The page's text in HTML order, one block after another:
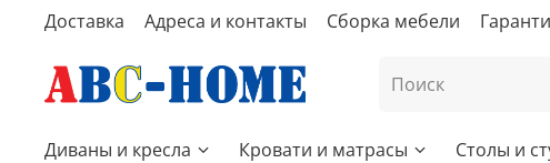
Доставка Адреса и контакты Сборка мебели
Диваны и кресла Кровати и матрасы Столы и